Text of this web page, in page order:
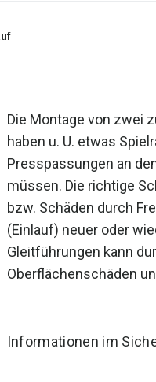
Die Montage von zwei
haben u. U. etwas
Presspassungen an
müssen. Die richtige
bzw. Schäden durch
(Einlauf) neuer oder
Gleitführungen kann
Oberflächenschäden
Informationen im